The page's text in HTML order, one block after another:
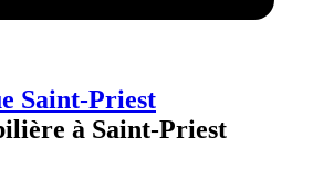
Saint-Priest
à Saint-Priest